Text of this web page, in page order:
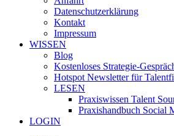
Datenschutzerklärung
Kontakt
Impressum
WISSEN
Blog
Kostenloses Strategie-
Hotspot Newsletter für
LESEN
Praxiswissen Talent
Praxishandbuch Social
LOGIN